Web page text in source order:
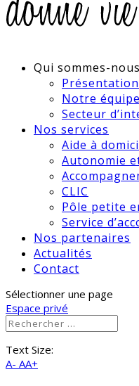
Qui sommes-
Présentation
Notre équipe
Secteur
Nos services
Aide à
Autonomie
CLIC
Pôle petite
Service
Nos partenaires
Actualités
Contact
Sélectionner une page
Espace privé
Text Size:
A- AA+